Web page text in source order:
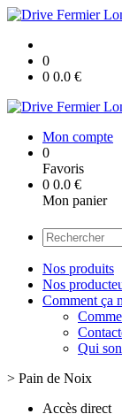
0
0 0.0 €
Mon compte
0
Favoris
0 0.0 €
Mon panier
Nos produits
Nos
Comment ça
Qui
> Pain de Noix
Accès direct